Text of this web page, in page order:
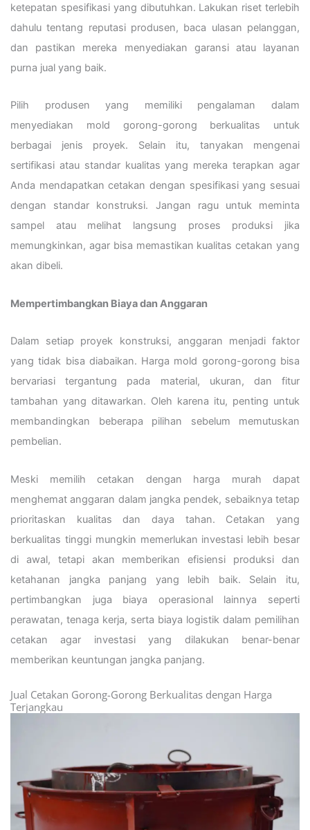
ketepatan spesifikasi yang dibutuhkan. Lakukan riset terlebih
dahulu tentang reputasi produsen, baca ulasan pelanggan,
dan pastikan mereka menyediakan garansi atau layanan
purna jual yang baik.
Pilih produsen yang memiliki pengalaman dalam
menyediakan mold gorong-gorong berkualitas untuk
berbagai jenis proyek. Selain itu, tanyakan mengenai
sertifikasi atau standar kualitas yang mereka terapkan agar
Anda mendapatkan cetakan dengan spesifikasi yang sesuai
dengan standar konstruksi. Jangan ragu untuk meminta
sampel atau melihat langsung proses produksi jika
memungkinkan, agar bisa memastikan kualitas cetakan yang
akan dibeli.
Mempertimbangkan Biaya dan Anggaran
Dalam setiap proyek konstruksi, anggaran menjadi faktor
yang tidak bisa diabaikan. Harga mold gorong-gorong bisa
bervariasi tergantung pada material, ukuran, dan fitur
tambahan yang ditawarkan. Oleh karena itu, penting untuk
membandingkan beberapa pilihan sebelum memutuskan
pembelian.
Meski memilih cetakan dengan harga murah dapat
menghemat anggaran dalam jangka pendek, sebaiknya tetap
prioritaskan kualitas dan daya tahan. Cetakan yang
berkualitas tinggi mungkin memerlukan investasi lebih besar
di awal, tetapi akan memberikan efisiensi produksi dan
ketahanan jangka panjang yang lebih baik. Selain itu,
pertimbangkan juga biaya operasional lainnya seperti
perawatan, tenaga kerja, serta biaya logistik dalam pemilihan
cetakan agar investasi yang dilakukan benar-benar
memberikan keuntungan jangka panjang.
Jual Cetakan Gorong-Gorong Berkualitas dengan Harga
Terjangkau